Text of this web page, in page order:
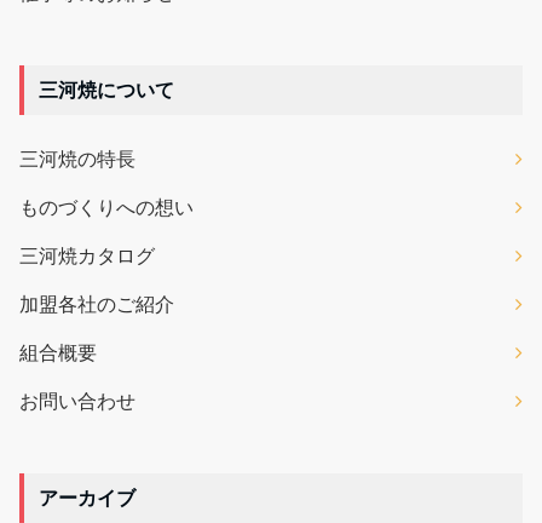
三河焼について
三河焼の特長
ものづくりへの想い
三河焼カタログ
加盟各社のご紹介
組合概要
お問い合わせ
アーカイブ